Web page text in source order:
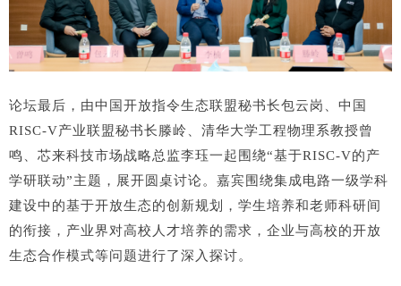
论坛最后，由中国开放指令生态联盟秘书长包云岗、中国
RISC-V产业联盟秘书长滕岭、清华大学工程物理系教授曾
鸣、芯来科技市场战略总监李珏一起围绕“基于RISC-V的产
学研联动”主题，展开圆桌讨论。嘉宾围绕集成电路一级学科
建设中的基于开放生态的创新规划，学生培养和老师科研间
的衔接，产业界对高校人才培养的需求，企业与高校的开放
生态合作模式等问题进行了深入探讨。